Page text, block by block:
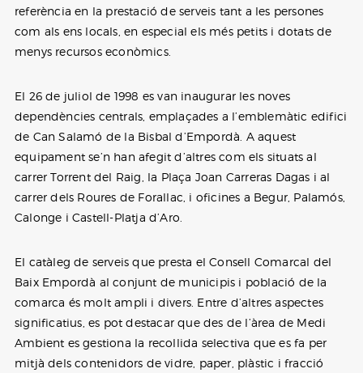
referència en la prestació de serveis tant a les persones
com als ens locals, en especial els més petits i dotats de
menys recursos econòmics.
El 26 de juliol de 1998 es van inaugurar les noves
dependències centrals, emplaçades a l’emblemàtic edifici
de Can Salamó de la Bisbal d’Empordà. A aquest
equipament se’n han afegit d’altres com els situats al
carrer Torrent del Raig, la Plaça Joan Carreras Dagas i al
carrer dels Roures de Forallac, i oficines a Begur, Palamós,
Calonge i Castell-Platja d’Aro.
El catàleg de serveis que presta el Consell Comarcal del
Baix Empordà al conjunt de municipis i població de la
comarca és molt ampli i divers. Entre d’altres aspectes
significatius, es pot destacar que des de l’àrea de Medi
Ambient es gestiona la recollida selectiva que es fa per
mitjà dels contenidors de vidre, paper, plàstic i fracció